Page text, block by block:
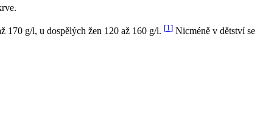
170 g/l, u dospělých žen 120 až 160 g/l. [1 ] Nicméně v dětství se